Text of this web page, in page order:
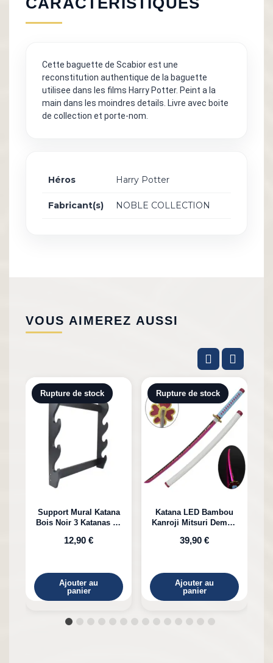
Cette baguette de Scabior est une
reconstitution authentique de la baguette
utilisee dans les films Harry Potter. Peint a la
main dans les moindres details. Livre avec boite
de collection et porte-nom.
Héros Harry Potter
Fabricant(s) NOBLE COLLECTION
VOUS AIMEREZ AUSSI
Rupture de stock
Support Mural Katana
Bois Noir 3 Katanas en
12,90 €
Ajouter au
panier
Rupture de stock
Katana LED Bambou
Kanroji Mitsuri Demon
39,90 €
Ajouter au
panier